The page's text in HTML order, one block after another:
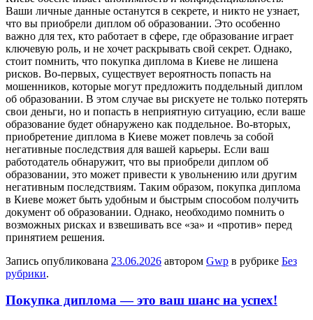
Ваши личные данные останутся в секрете, и никто не узнает,
что вы приобрели диплом об образовании. Это особенно
важно для тех, кто работает в сфере, где образование играет
ключевую роль, и не хочет раскрывать свой секрет. Однако,
стоит помнить, что покупка диплома в Киеве не лишена
рисков. Во-первых, существует вероятность попасть на
мошенников, которые могут предложить поддельный диплом
об образовании. В этом случае вы рискуете не только потерять
свои деньги, но и попасть в неприятную ситуацию, если ваше
образование будет обнаружено как поддельное. Во-вторых,
приобретение диплома в Киеве может повлечь за собой
негативные последствия для вашей карьеры. Если ваш
работодатель обнаружит, что вы приобрели диплом об
образовании, это может привести к увольнению или другим
негативным последствиям. Таким образом, покупка диплома
в Киеве может быть удобным и быстрым способом получить
документ об образовании. Однако, необходимо помнить о
возможных рисках и взвешивать все «за» и «против» перед
принятием решения.
Запись опубликована 23.06.2026 автором Gwp в рубрике Без
рубрики.
Покупка диплома — это ваш шанс на успех!